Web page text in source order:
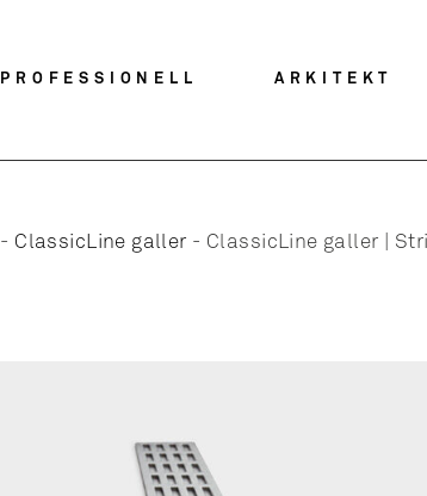
PROFESSIONELL ARKITEKT
- ClassicLine galler - ClassicLine galler |